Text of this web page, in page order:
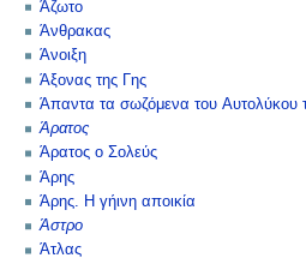
Άζωτο
Άνθρακας
Άνοιξη
Άξονας της Γης
Άπαντα τα σωζόμενα του Αυτολύκου
Άρατος
Άρατος ο Σολεύς
Άρης
Άρης. Η γήινη αποικία
Άστρο
Άτλας